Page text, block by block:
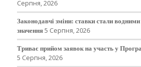
Серпня, 2026
Законодавчі зміни: ставки стали
значення5 Серпня, 2026
Триває прийом заявок на участь у
5 Серпня, 2026